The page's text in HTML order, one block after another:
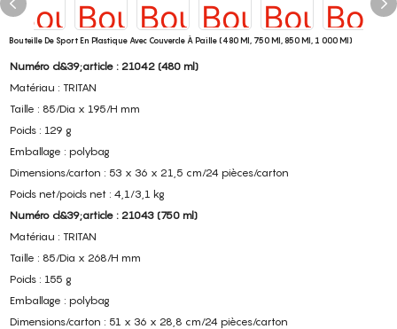
Bouteille De Sport En Plastique Avec Couvercle À Paille (480 Ml, 750 Ml, 850 Ml, 1 000 Ml)
Numéro d&39;article : 21042 (480 ml)
Matériau : TRITAN
Taille : 85/Dia x 195/H mm
Poids : 129 g
Emballage : polybag
Dimensions/carton : 53 x 36 x 21,5 cm/24 pièces/carton
Poids net/poids net : 4,1/3,1 kg
Numéro d&39;article : 21043 (750 ml)
Matériau : TRITAN
Taille : 85/Dia x 268/H mm
Poids : 155 g
Emballage : polybag
Dimensions/carton : 51 x 36 x 28,8 cm/24 pièces/carton